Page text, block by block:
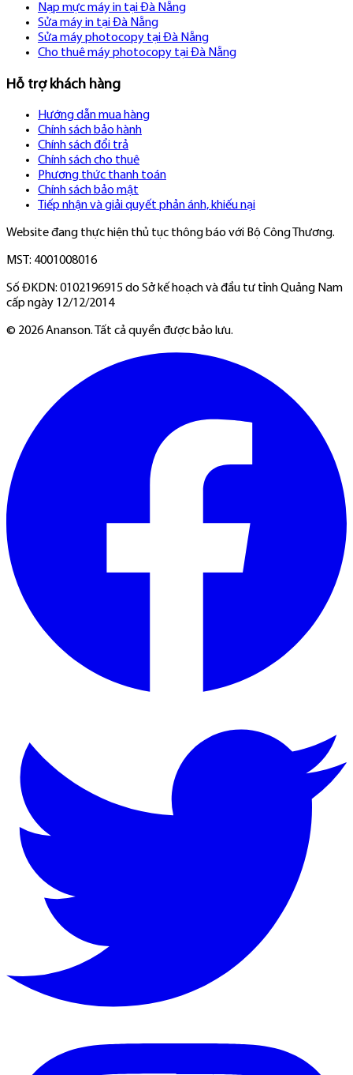
Nạp mực máy in tại Đà Nẵng
Sửa máy in tại Đà Nẵng
Sửa máy photocopy tại Đà Nẵng
Cho thuê máy photocopy tại Đà Nẵng
Hỗ trợ khách hàng
Hướng dẫn mua hàng
Chính sách bảo hành
Chính sách đổi trả
Chính sách cho thuê
Phương thức thanh toán
Chính sách bảo mật
Tiếp nhận và giải quyết phản ánh, khiếu nại
Website đang thực hiện thủ tục thông báo với Bộ Công Thương.
MST: 4001008016
Số ĐKDN: 0102196915 do Sở kế hoạch và đầu tư tỉnh Quảng Nam
cấp ngày 12/12/2014
© 2026Ananson. Tất cả quyền được bảo lưu.